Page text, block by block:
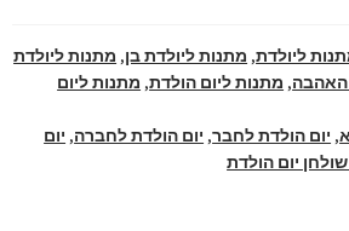
ליולדת, מתנות ליולדת בן, מתנות ליולדת
האהבה, מתנות ליום הולדת, מתנות ליום
, יום הולדת לחבר, יום הולדת לחברה, יום
יום הולדת